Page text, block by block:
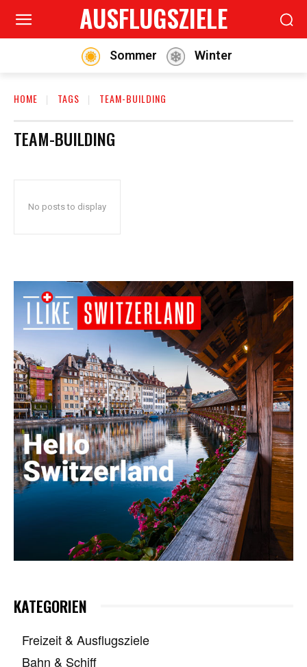
AUSFLUGSZIELE
Sommer Winter
HOME TAGS TEAM-BUILDING
TEAM-BUILDING
No posts to display
KATEGORIEN
Freizeit & Ausflugsziele
Bahn & Schiff